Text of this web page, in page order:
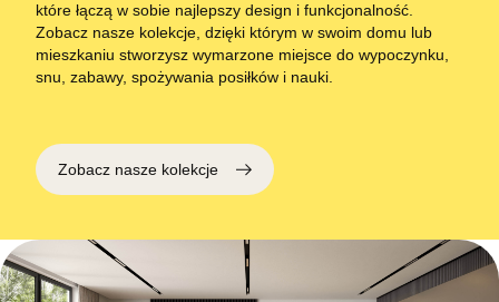
które łączą w sobie najlepszy design i funkcjonalność.
Zobacz nasze kolekcje, dzięki którym w swoim domu lub
mieszkaniu stworzysz wymarzone miejsce do wypoczynku,
snu, zabawy, spożywania posiłków i nauki.
Zobacz nasze kolekcje